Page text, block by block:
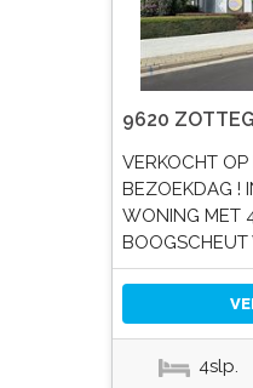
9620
VERKOCHT OP
BEZOEKDAG !
WONING MET
4slp.